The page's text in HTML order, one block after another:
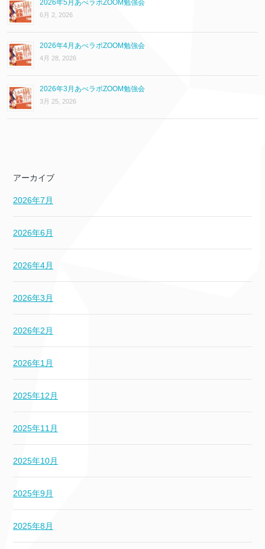
2026年5月あべラボZOOM勉強会
6月 2, 2026
2026年4月あべラボZOOM勉強会
4月 28, 2026
2026年3月あべラボZOOM勉強会
3月 25, 2026
アーカイブ
2026年7月
2026年6月
2026年4月
2026年3月
2026年2月
2026年1月
2025年12月
2025年11月
2025年10月
2025年9月
2025年8月